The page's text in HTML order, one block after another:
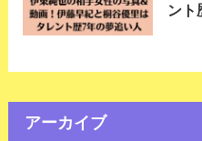
ント
アーカイブ